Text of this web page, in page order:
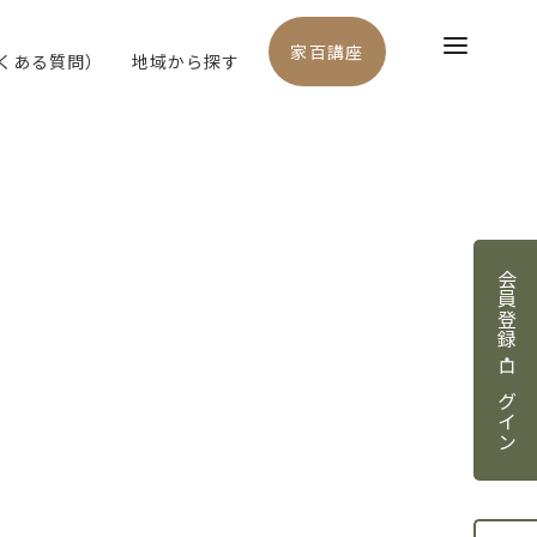
会員登録・ログイン
ある質問） 地域から探す 家百講座